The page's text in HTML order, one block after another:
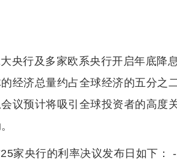
央行及多家欧系央行开启年底降
经济总量约占全球经济的五分之
议预计将吸引全球投资者的高度
家央行的利率决议发布日如下：